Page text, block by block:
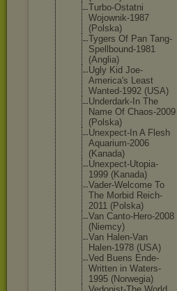
Turbo-Ostatni
Wojownik-1987
(Polska)
Tygers Of Pan Tang-
Spellbound-1981
(Anglia)
Ugly Kid Joe-
America's Least
Wanted-1992 (USA)
Underdark-I n The
Name Of Chaos-2009
(Polska)
Unexpect-In A Flesh
Aquarium-2006
(Kanada)
Unexpect-Utopia-
1999 (Kanada)
Vader-Welcome To
The Morbid Reich-
2011 (Polska)
Van Canto-Hero-2008
(Niemcy)
Van Halen-Van
Halen-1978 (USA)
Ved Buens Ende-
Written in Waters-
1995 (Norwegia)